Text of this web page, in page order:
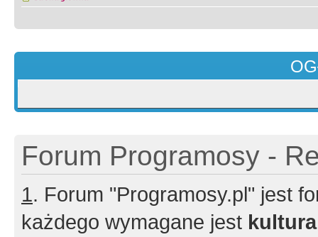
Forum Programosy -
1. Forum "Programosy.pl" jest
każdego wymagane jest